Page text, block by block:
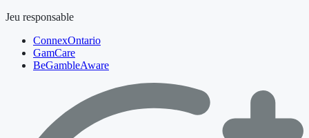
Jeu responsable
ConnexOntario
GamCare
BeGambleAware